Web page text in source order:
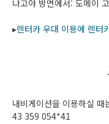
나고야 방면에서: 도메이
▸렌터카 우대 이용에 렌터
내비게이션을 이용하실
43 359 054*41